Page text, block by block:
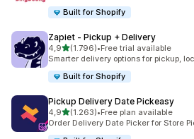
Built for Shopify
Zapiet ‑ Pickup + Delivery
4,95 yıldız üzerinden
(1.796)
toplam 1796 değerlendirme
•Free trial available
Smarter delivery options for pickup,
Built for Shopify
Pickup Delivery Date Pickeasy
4,95 yıldız üzerinden
(1.263)
toplam 1263 değerlendirme
•Free plan available
Order Delivery Date Picker for Store